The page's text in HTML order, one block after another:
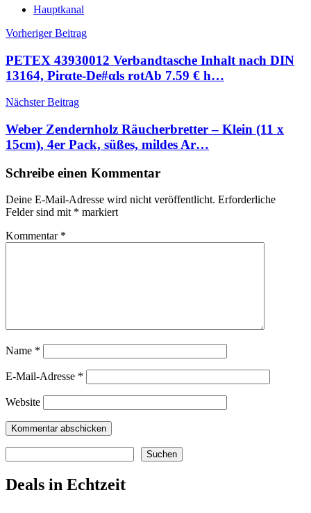
Hauptkanal
Beitragsnavigation
Vorheriger Beitrag
PETEX 43930012 Verbandtasche Inhalt nach DIN
13164, Pirαtе-Dе#αls rotАb 7.59 € h…
Nächster Beitrag
Weber Zendernholz Räucherbretter – Klein (11 x
15cm), 4er Pack, süßes, mildes Ar…
Schreibe einen Kommentar
Deine E-Mail-Adresse wird nicht veröffentlicht. Erforderliche
Felder sind mit * markiert
Kommentar *
Name *
E-Mail-Adresse *
Website
Suchen
Deals in Echtzeit